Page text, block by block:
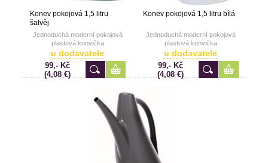
Konev pokojová 1,5 litru
šalvěj
Jednoduchá moderní pokojová
plastová konvička
u dodavatele
99,- Kč
(4,08 €)
Konev pokojová 1,5 litru bílá
Jednoduchá moderní pokojová
plastová konvička
u dodavatele
99,- Kč
(4,08 €)